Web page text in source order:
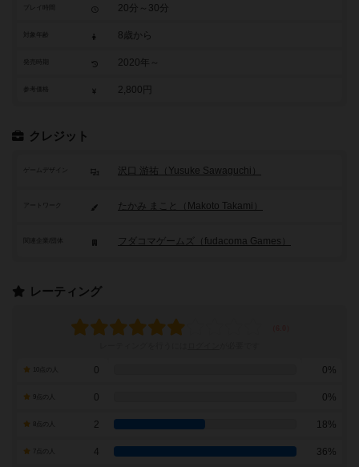
20分～30分
対象年齢 8歳から
2020年～
参考価格 2,800円
クレジット
ゲームデザイン 沢口 游祐（Yusuke Sawaguchi）
アートワーク たかみ まこと（Makoto Takami）
フダコマゲームズ（fudacoma Games）
レーティング
0 0%
9点の人 0 0%
2 18%
7点の人 4 36%